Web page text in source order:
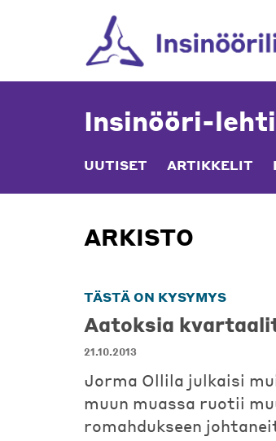
Insinööri-lehti
UUTISET ARTIKKELIT
ARKISTO
TÄSTÄ ON KYSYMYS
Aatoksia
21.10.2013
Jorma Ollila julkaisi
muun muassa ruotii
romahdukseen